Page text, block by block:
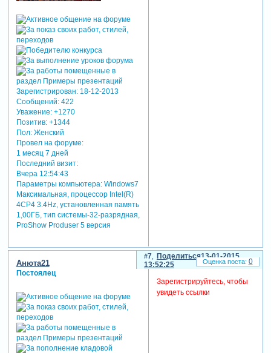
Зарегистрирован: 18-12-2013
Сообщений:422
Уважение: +1270
Позитив: +1344
Пол:Женский
Провел на форуме:
1 месяц 7 дней
Последний визит:
Вчера 12:54:43
Параметры компьютера:Windows7
Максимальная, процессор Intel(R)
4CP4 3.4Hz, установленная память
1,00ГБ, тип системы-32-разрядная,
ProShow Produser 5 версия
Поделиться
7
13-01-2015
13:52:25
Анюта21
Постоялец
Зарегистрируйтесь, чтобы
увидеть ссылки
0